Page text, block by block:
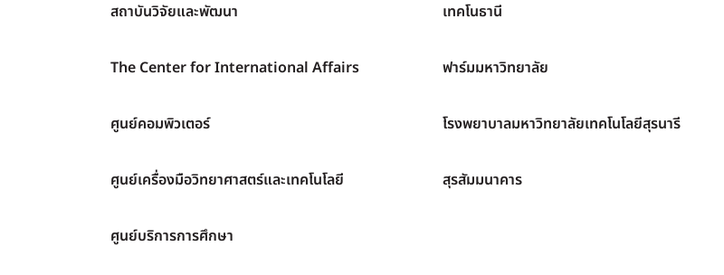
สถาบันวิจัยและพัฒนา
The Center for International Affairs
ศูนย์คอมพิวเตอร์
ศูนย์เครื่องมือวิทยาศาสตร์และเทคโนโลยี
ศูนย์บริการการศึกษา
เทคโนธานี
ฟาร์มมหาวิทยาลัย
โรงพยาบาลมหาวิทยาลัยเทคโนโลยีสุรนารี
สุรสัมมนาคาร